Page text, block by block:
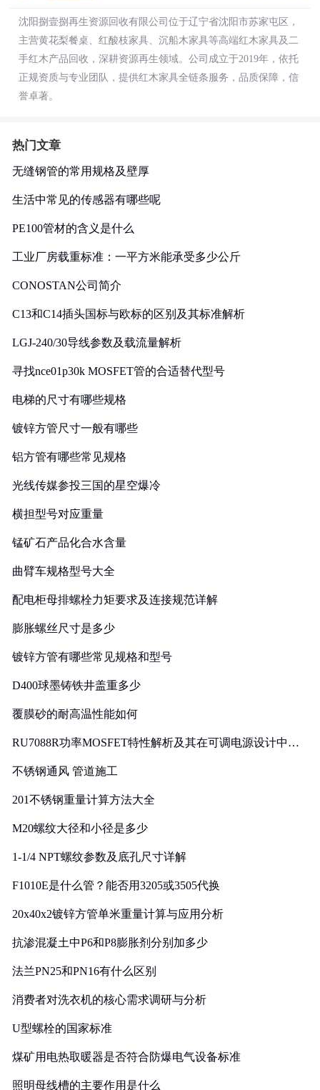
沈阳捌壹捌再生资源回收有限公司位于辽宁省沈阳市苏家屯区，
主营黄花梨餐桌、红酸枝家具、沉船木家具等高端红木家具及二
手红木产品回收，深耕资源再生领域。公司成立于2019年，依托
正规资质与专业团队，提供红木家具全链条服务，品质保障，信
誉卓著。
热门文章
无缝钢管的常用规格及壁厚
生活中常见的传感器有哪些呢
PE100管材的含义是什么
工业厂房载重标准：一平方米能承受多少公斤
CONOSTAN公司简介
C13和C14插头国标与欧标的区别及其标准解析
LGJ-240/30导线参数及载流量解析
寻找nce01p30k MOSFET管的合适替代型号
电梯的尺寸有哪些规格
镀锌方管尺寸一般有哪些
铝方管有哪些常见规格
光线传媒参投三国的星空爆冷
横担型号对应重量
锰矿石产品化合水含量
曲臂车规格型号大全
配电柜母排螺栓力矩要求及连接规范详解
膨胀螺丝尺寸是多少
镀锌方管有哪些常见规格和型号
D400球墨铸铁井盖重多少
覆膜砂的耐高温性能如何
RU7088R功率MOSFET特性解析及其在可调电源设计中的
不锈钢通风 管道施工
201不锈钢重量计算方法大全
M20螺纹大径和小径是多少
1-1/4 NPT螺纹参数及底孔尺寸详解
F1010E是什么管？能否用3205或3505代换
20x40x2镀锌方管单米重量计算与应用分析
抗渗混凝土中P6和P8膨胀剂分别加多少
法兰PN25和PN16有什么区别
消费者对洗衣机的核心需求调研与分析
U型螺栓的国家标准
煤矿用电热取暖器是否符合防爆电气设备标准
照明母线槽的主要作用是什么